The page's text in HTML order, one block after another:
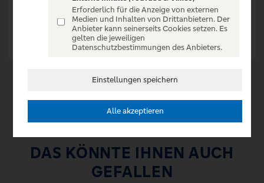
Rachmaninow - Eine Seele - zwei Flügel | Kiryl, Keduk & Artem Yasynskyy
Tickets ab € 35,77
Tickets ab € 62,48
Tickets
DAS KÖNNTE IHNEN AUCH
GEFALLEN
Erforderlich für die Anzeige von externen
Medien und Inhalten von Drittanbietern. Der
Anbieter kann seinerseits Cookies setzen. Es
gelten die jeweiligen
Datenschutzbestimmungen des Anbieters.
Einstellungen speichern
Alle akzeptieren